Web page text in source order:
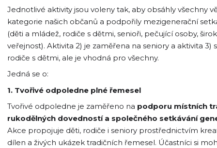
Jednotlivé aktivity jsou voleny tak, aby obsáhly všechny
kategorie našich občanů a podpořily mezigenerační
(děti a mládež, rodiče s dětmi, senioři, pečující osoby,
veřejnost). Aktivita 2) je zaměřena na seniory a aktivita 3)
rodiče s dětmi, ale je vhodná pro všechny.
Jedná se o:
1. Tvořivé odpoledne plné řemesel
Tvořivé odpoledne je zaměřeno na podporu místních
rukodělných dovedností a společného setkávání
Akce propojuje děti, rodiče i seniory prostřednictvím
dílen a živých ukázek tradičních řemesel. Účastníci si